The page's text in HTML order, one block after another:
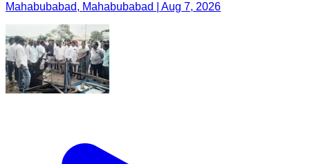
Mahabubabad, Mahabubabad | Aug 7, 2026